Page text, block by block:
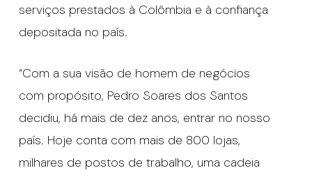
serviços prestados à Colômbia e à confiança
depositada no país.
“Com a sua visão de homem de negócios
com propósito, Pedro Soares dos Santos
decidiu, há mais de dez anos, entrar no nosso
país. Hoje conta com mais de 800 lojas,
milhares de postos de trabalho, uma cadeia